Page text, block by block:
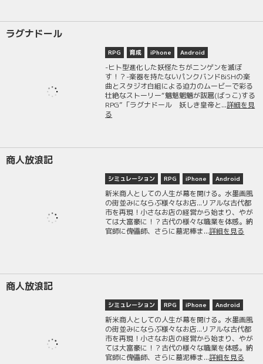
ラグナドール
RPG 育成 iPhone Android
-ヒト型進化した妖怪たちがニンゲンを滅ぼ
す！？-楽器を持たないパンクバンドBiSHの楽
曲とスタジオ白組による迫力のムービーで彩る
壮絶なストーリー“魑魅魍魎が跋扈(ばっこ)する
RPG”「ラグナドール 妖しき皇帝と...詳細を見
る
商人放浪記
シミュレーション RPG iPhone Android
新米商人としての人生が幕を開ける。水墨画風
の街並みにならぶ様々なお店...リアルな古代都
市を再現！小さなお店の経営から始まり、やが
ては大富豪に！？古代の様々な職業を体感。納
官師に傀儡師、さらに墓泥棒ま...詳細を見る
商人放浪記
シミュレーション RPG iPhone Android
新米商人としての人生が幕を開ける。水墨画風
の街並みにならぶ様々なお店...リアルな古代都
市を再現！小さなお店の経営から始まり、やが
ては大富豪に！？古代の様々な職業を体感。納
官師に傀儡師、さらに墓泥棒ま...詳細を見る